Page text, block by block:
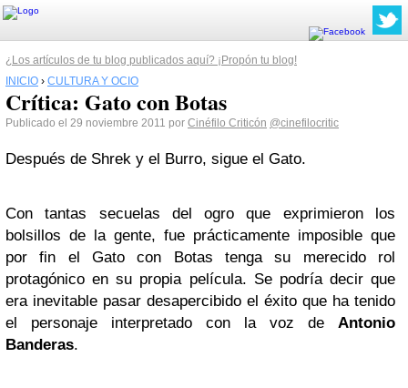
¿Los artículos de tu blog publicados aquí? ¡Propón tu blog!
INICIO › CULTURA Y OCIO
Crítica: Gato con Botas
Publicado el 29 noviembre 2011 por Cinéfilo Criticón @cinefilocritic
Después de Shrek y el Burro, sigue el Gato.
Con tantas secuelas del ogro que exprimieron los
bolsillos de la gente, fue prácticamente imposible que
por fin el Gato con Botas tenga su merecido rol
protagónico en su propia película. Se podría decir que
era inevitable pasar desapercibido el éxito que ha tenido
el personaje interpretado con la voz de Antonio
Banderas.